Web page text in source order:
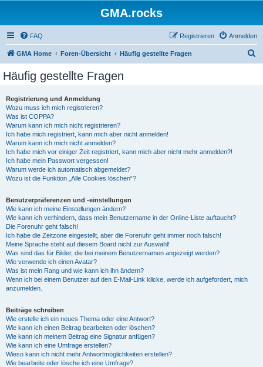
GMA.rocks
FAQ Anmelden
Registrieren
GMA Home Foren-Übersicht Häufig gestellte Fragen
Häufig gestellte Fragen
Registrierung und Anmeldung
Wozu muss ich mich registrieren?
Was ist COPPA?
Warum kann ich mich nicht registrieren?
Ich habe mich registriert, kann mich aber nicht anmelden!
Warum kann ich mich nicht anmelden?
Ich habe mich vor einiger Zeit registriert, kann mich aber nicht mehr anmelden?!
Ich habe mein Passwort vergessen!
Warum werde ich automatisch abgemeldet?
Wozu ist die Funktion „Alle Cookies löschen“?
Benutzerpräferenzen und -einstellungen
Wie kann ich meine Einstellungen ändern?
Wie kann ich verhindern, dass mein Benutzername in der Online-Liste auftaucht?
Die Forenuhr geht falsch!
Ich habe die Zeitzone eingestellt, aber die Forenuhr geht immer noch falsch!
Meine Sprache steht auf diesem Board nicht zur Auswahl!
Was sind das für Bilder, die bei meinem Benutzernamen angezeigt werden?
Wie verwende ich einen Avatar?
Was ist mein Rang und wie kann ich ihn ändern?
Wenn ich bei einem Benutzer auf den E-Mail-Link klicke, werde ich aufgefordert, mich
anzumelden.
Beiträge schreiben
Wie erstelle ich ein neues Thema oder eine Antwort?
Wie kann ich einen Beitrag bearbeiten oder löschen?
Wie kann ich meinem Beitrag eine Signatur anfügen?
Wie kann ich eine Umfrage erstellen?
Wieso kann ich nicht mehr Antwortmöglichkeiten erstellen?
Wie bearbeite oder lösche ich eine Umfrage?